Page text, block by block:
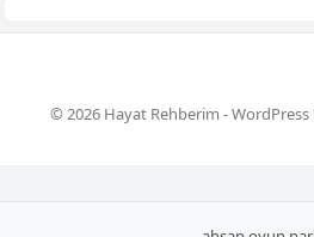
© 2026 Hayat Rehberim -WordPress